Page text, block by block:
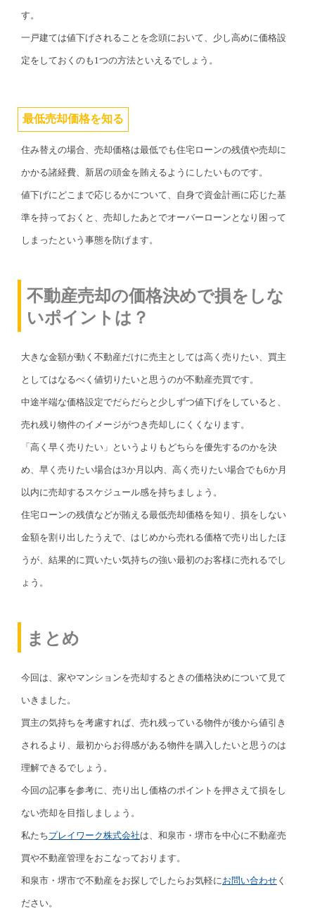
す。
一戸建ては値下げされることを念頭において、少し高めに価格設
定をしておくのも1つの方法といえるでしょう。
最低売却価格を知る
住み替えの場合、売却価格は最低でも住宅ローンの残債や売却に
かかる諸経費、新居の頭金を賄えるようにしたいものです。
値下げにどこまで応じるかについて、自身で資金計画に応じた基
準を持っておくと、売却したあとでオーバーローンとなり困って
しまったという事態を防げます。
不動産売却の価格決めで損をしな
いポイントは？
大きな金額が動く不動産だけに売主としては高く売りたい、買主
としてはなるべく値切りたいと思うのが不動産売買です。
中途半端な価格設定でだらだらと少しずつ値下げをしていると、
売れ残り物件のイメージがつき売却しにくくなります。
「高く早く売りたい」というよりもどちらを優先するのかを決
め、早く売りたい場合は3か月以内、高く売りたい場合でも6か月
以内に売却するスケジュール感を持ちましょう。
住宅ローンの残債などが賄える最低売却価格を知り、損をしない
金額を割り出したうえで、はじめから売れる価格で売り出したほ
うが、結果的に買いたい気持ちの強い最初のお客様に売れるでし
ょう。
まとめ
今回は、家やマンションを売却するときの価格決めについて見て
いきました。
買主の気持ちを考慮すれば、売れ残っている物件が後から値引き
されるより、最初からお得感がある物件を購入したいと思うのは
理解できるでしょう。
今回の記事を参考に、売り出し価格のポイントを押さえて損をし
ない売却を目指しましょう。
私たちプレイワーク株式会社は、和泉市・堺市を中心に不動産売
買や不動産管理をおこなっております。
和泉市・堺市で不動産をお探しでしたらお気軽に お問い合わせ く
ださい。